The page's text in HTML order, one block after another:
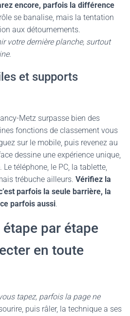
encore, parfois la différence
se banalise, mais la tentation
aux détournements.
votre dernière planche, surtout
.
et supports
Metz surpasse bien des
fonctions de classement vous
sur le mobile, puis revenez au
dessine une expérience unique,
téléphone, le PC, la tablette,
trébuche ailleurs. Vérifiez la
parfois la seule barrière, la
parfois aussi.
par étape
en toute
tapez, parfois la page ne
puis râler, la technique a ses